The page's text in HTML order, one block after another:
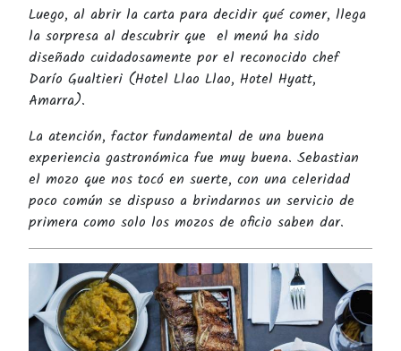
Luego, al abrir la carta para decidir qué comer, llega
la sorpresa al descubrir que el menú ha sido
diseñado cuidadosamente por el reconocido chef
Darío Gualtieri (Hotel Llao Llao, Hotel Hyatt,
Amarra).
La atención, factor fundamental de una buena
experiencia gastronómica fue muy buena. Sebastian
el mozo que nos tocó en suerte, con una celeridad
poco común se dispuso a brindarnos un servicio de
primera como solo los mozos de oficio saben dar.